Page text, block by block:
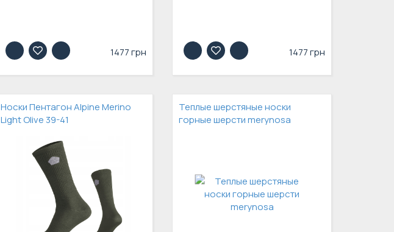
1477 грн 1477 грн
Носки Пентагон Alpine Merino
Light Olive 39-41
Теплые шерстяные носки
горные шерсти merynosa